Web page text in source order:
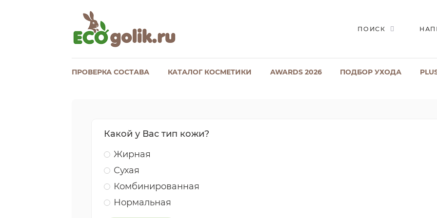
ПОИСК
ПРОВЕРКА СОСТАВА КАТАЛОГ КОСМЕТИКИ AWARDS 2026 ПОДБОР УХОДА
Какой у Вас тип кожи?
Жирная
Сухая
Комбинированная
Нормальная